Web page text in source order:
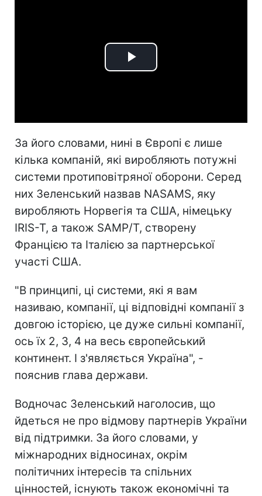
Play
За його словами, нині в Європі є лише
кілька компаній, які виробляють потужні
системи протиповітряної оборони. Серед
них Зеленський назвав NASAMS, яку
виробляють Норвегія та США, німецьку
IRIS-T, а також SAMP/T, створену
Францією та Італією за партнерської
участі США.
"В принципі, ці системи, які я вам
називаю, компанії, ці відповідні компанії з
довгою історією, це дуже сильні компанії,
ось їх 2, 3, 4 на весь європейський
континент. І з'являється Україна", -
пояснив глава держави.
Водночас Зеленський наголосив, що
йдеться не про відмову партнерів України
від підтримки. За його словами, у
міжнародних відносинах, окрім
політичних інтересів та спільних
цінностей, існують також економічні та